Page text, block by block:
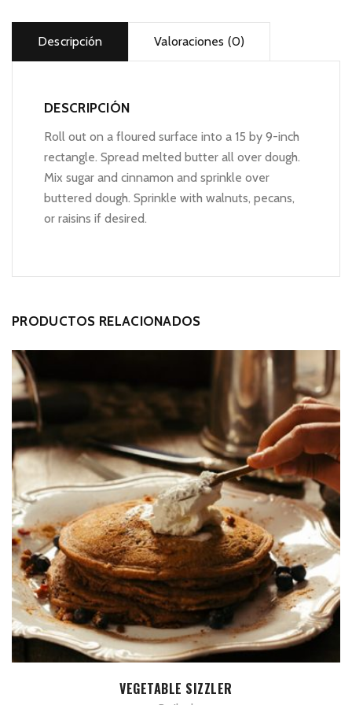
Descripción Valoraciones (0)
DESCRIPCIÓN
Roll out on a floured surface into a 15 by 9-inch
rectangle. Spread melted butter all over dough.
Mix sugar and cinnamon and sprinkle over
buttered dough. Sprinkle with walnuts, pecans,
or raisins if desired.
PRODUCTOS RELACIONADOS
AÑADIR AL CARRITO
VEGETABLE SIZZLER